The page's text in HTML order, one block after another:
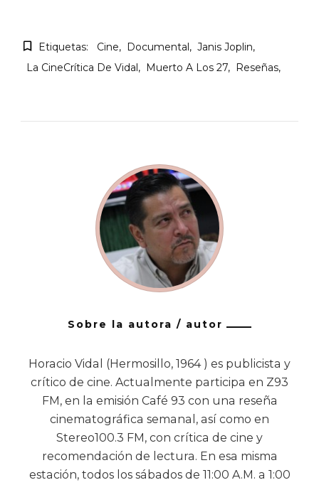
Etiquetas: Cine Documental
Janis Joplin
La CineCrítica De Vidal
Muerto A Los 27 Reseñas
Sobre la autora / autor
Horacio Vidal (Hermosillo, 1964 ) es publicista y
crítico de cine. Actualmente participa en Z93
FM, en la emisión Café 93 con una reseña
cinematográfica semanal, así como en
Stereo100.3 FM, con crítica de cine y
recomendación de lectura. En esa misma
estación, todos los sábados de 11:00 A.M. a 1:00